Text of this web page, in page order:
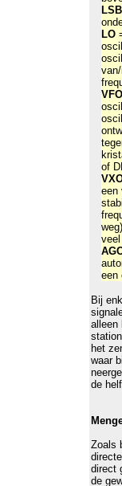
LSB
LO
VFO
of
een
veel
een
Bij
alleen
het
waar
de
Zoals
direct
de